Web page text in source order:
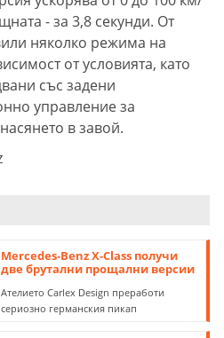
- за 3,8 секунди. От
няколко режима на
от условията, като
със задени
управление за
в завой.
Mercedes-Benz X-Class получи
две брутални прощални версии
Ателието Carlex Design преработи
сериозно германския пикап